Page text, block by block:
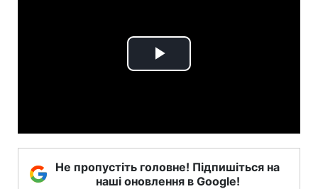
Play
Не пропустіть головне! Підпишіться на
наші оновлення в Google!